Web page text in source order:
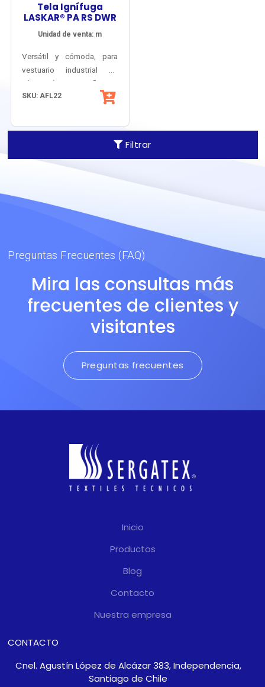
Filtrar
Tela Ignífuga
LASKAR® PA RS DWR
Unidad de venta: m
Versátil y cómoda, para
vestuario industrial de
protección contra Fuego
Repentino y Arco Eléctrico,
y resistencia a las
Inherentemente antiflama y
antiestático.
SKU: AFL22
Preguntas Frecuentes (FAQ)
Mira las consultas más
frecuentes de clientes y
visitantes
Preguntas frecuentes
Inicio
Productos
Blog
Contacto
Nuestra empresa
CONTACTO
Cnel. Agustín López de Alcázar 383, Independencia,
Santiago de Chile